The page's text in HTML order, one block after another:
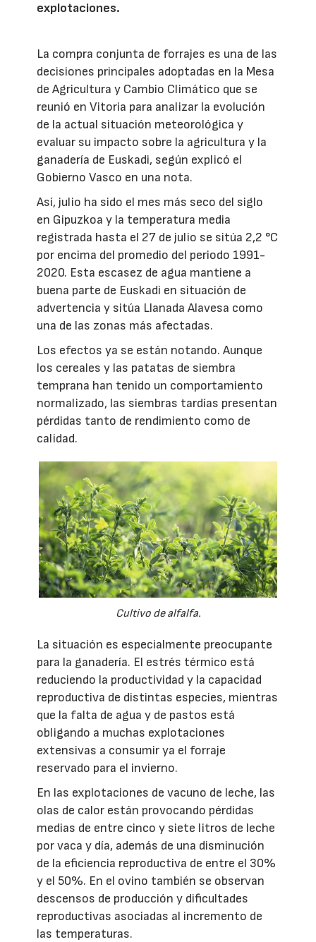
explotaciones.
La compra conjunta de forrajes es una de las
decisiones principales adoptadas en la Mesa
de Agricultura y Cambio Climático que se
reunió en Vitoria para analizar la evolución
de la actual situación meteorológica y
evaluar su impacto sobre la agricultura y la
ganadería de Euskadi, según explicó el
Gobierno Vasco en una nota.
Así, julio ha sido el mes más seco del siglo
en Gipuzkoa y la temperatura media
registrada hasta el 27 de julio se sitúa 2,2 °C
por encima del promedio del periodo 1991-
2020. Esta escasez de agua mantiene a
buena parte de Euskadi en situación de
advertencia y sitúa Llanada Alavesa como
una de las zonas más afectadas.
Los efectos ya se están notando. Aunque
los cereales y las patatas de siembra
temprana han tenido un comportamiento
normalizado, las siembras tardías presentan
pérdidas tanto de rendimiento como de
calidad.
Cultivo de alfalfa.
La situación es especialmente preocupante
para la ganadería. El estrés térmico está
reduciendo la productividad y la capacidad
reproductiva de distintas especies, mientras
que la falta de agua y de pastos está
obligando a muchas explotaciones
extensivas a consumir ya el forraje
reservado para el invierno.
En las explotaciones de vacuno de leche, las
olas de calor están provocando pérdidas
medias de entre cinco y siete litros de leche
por vaca y día, además de una disminución
de la eficiencia reproductiva de entre el 30%
y el 50%. En el ovino también se observan
descensos de producción y dificultades
reproductivas asociadas al incremento de
las temperaturas.